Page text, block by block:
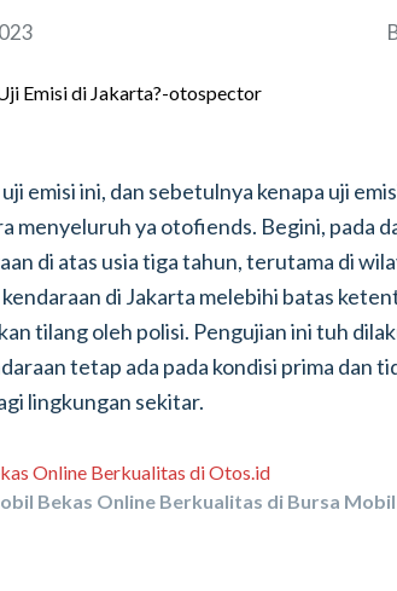
uji emisi ini, dan sebetulnya kenapa uji
menyeluruh ya otofiends. Begini, pada
di atas usia tiga tahun, terutama di
kendaraan di Jakarta melebihi batas
tilang oleh polisi. Pengujian ini tuh
tetap ada pada kondisi prima dan
lingkungan sekitar.
Bekas Online Berkualitas di Bursa